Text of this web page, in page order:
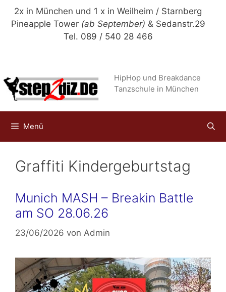
Zum
Inhalt
2x in München und 1 x in Weilheim / Starnberg
Pineapple Tower (ab September) & Sedanstr.29
Tel. 089 / 540 28 466
HipHop und Breakdance
Tanzschule in München
Menü
Graffiti Kindergeburtstag
Munich MASH – Breakin Battle
am SO 28.06.26
23/06/2026 von Admin